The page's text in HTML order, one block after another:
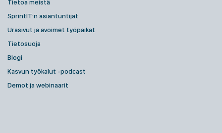
Tietoa meistä
SprintIT:n asiantuntijat
Urasivut ja avoimet työpaikat
Tietosuoja
Blogi
Kasvun työkalut -podcast
Demot ja webinaarit